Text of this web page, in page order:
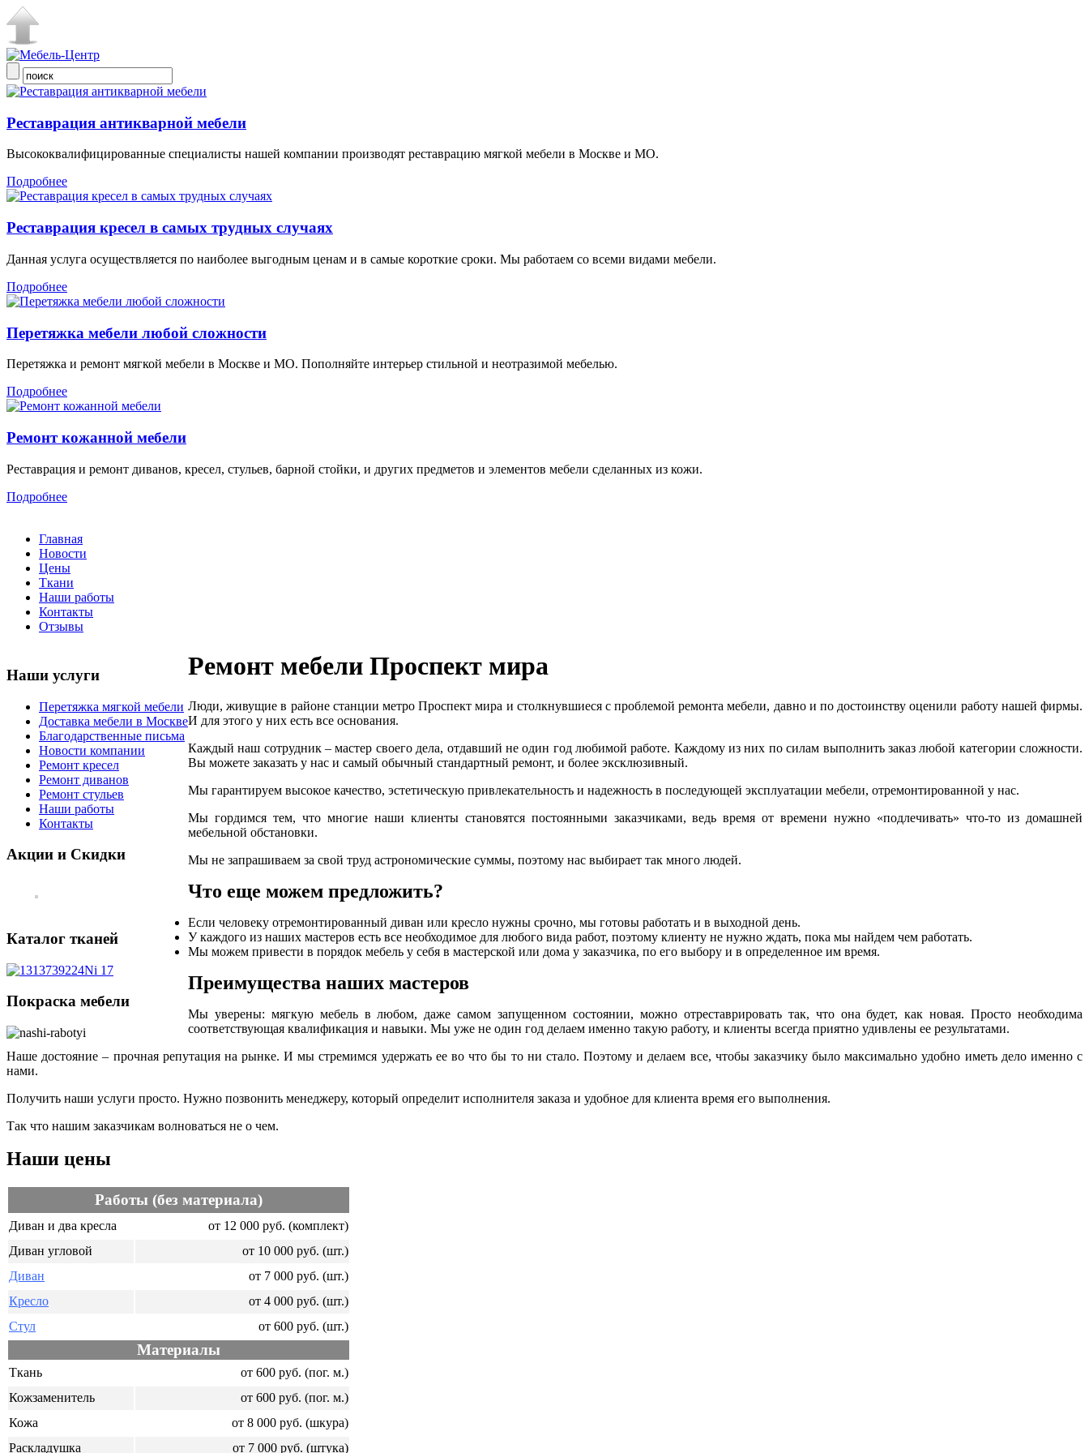
Реставрация антикварной мебели
Высококвалифицированные специалисты нашей компании производят реставрацию мягкой мебели в Москве и МО.
Подробнее
Реставрация кресел в самых трудных случаях
Данная услуга осуществляется по наиболее выгодным ценам и в самые короткие сроки. Мы работаем со всеми видами мебели.
Подробнее
Перетяжка мебели любой сложности
Перетяжка и ремонт мягкой мебели в Москве и МО. Пополняйте интерьер стильной и неотразимой мебелью.
Подробнее
Ремонт кожанной мебели
Реставрация и ремонт диванов, кресел, стульев, барной стойки, и других предметов и элементов мебели сделанных из кожи.
Подробнее
Главная
Новости
Цены
Ткани
Наши работы
Контакты
Отзывы
Наши услуги
Перетяжка мягкой мебели
Доставка мебели в Москве
Благодарственные письма
Новости компании
Ремонт кресел
Ремонт диванов
Ремонт стульев
Наши работы
Контакты
Акции и Скидки
Каталог тканей
Покраска мебели
Ремонт мебели Проспект мира
Люди, живущие в районе станции метро Проспект мира и столкнувшиеся с проблемой ремонта мебели, давно и по достоинству оценили работу нашей фирмы.
И для этого у них есть все основания.
Каждый наш сотрудник – мастер своего дела, отдавший не один год любимой работе. Каждому из них по силам выполнить заказ любой категории сложности.
Вы можете заказать у нас и самый обычный стандартный ремонт, и более эксклюзивный.
Мы гарантируем высокое качество, эстетическую привлекательность и надежность в последующей эксплуатации мебели, отремонтированной у нас.
Мы гордимся тем, что многие наши клиенты становятся постоянными заказчиками, ведь время от времени нужно «подлечивать» что-то из домашней
мебельной обстановки.
Мы не запрашиваем за свой труд астрономические суммы, поэтому нас выбирает так много людей.
Что еще можем предложить?
Если человеку отремонтированный диван или кресло нужны срочно, мы готовы работать и в выходной день.
У каждого из наших мастеров есть все необходимое для любого вида работ, поэтому клиенту не нужно ждать, пока мы найдем чем работать.
Мы можем привести в порядок мебель у себя в мастерской или дома у заказчика, по его выбору и в определенное им время.
Преимущества наших мастеров
Мы уверены: мягкую мебель в любом, даже самом запущенном состоянии, можно отреставрировать так, что она будет, как новая. Просто необходима
соответствующая квалификация и навыки. Мы уже не один год делаем именно такую работу, и клиенты всегда приятно удивлены ее результатами.
Наше достояние – прочная репутация на рынке. И мы стремимся удержать ее во что бы то ни стало. Поэтому и делаем все, чтобы заказчику было максимально удобно иметь дело именно с
нами.
Получить наши услуги просто. Нужно позвонить менеджеру, который определит исполнителя заказа и удобное для клиента время его выполнения.
Так что нашим заказчикам волноваться не о чем.
Наши цены
Работы (без материала)
Диван и два кресла
от 12 000 руб. (комплект)
Диван угловой
от 10 000 руб. (шт.)
Диван
от 7 000 руб. (шт.)
Кресло
от 4 000 руб. (шт.)
Стул
от 600 руб. (шт.)
Материалы
Ткань
от 600 руб. (пог. м.)
Кожзаменитель
от 600 руб. (пог. м.)
Кожа
от 8 000 руб. (шкура)
Раскладушка
от 7 000 руб. (штука)